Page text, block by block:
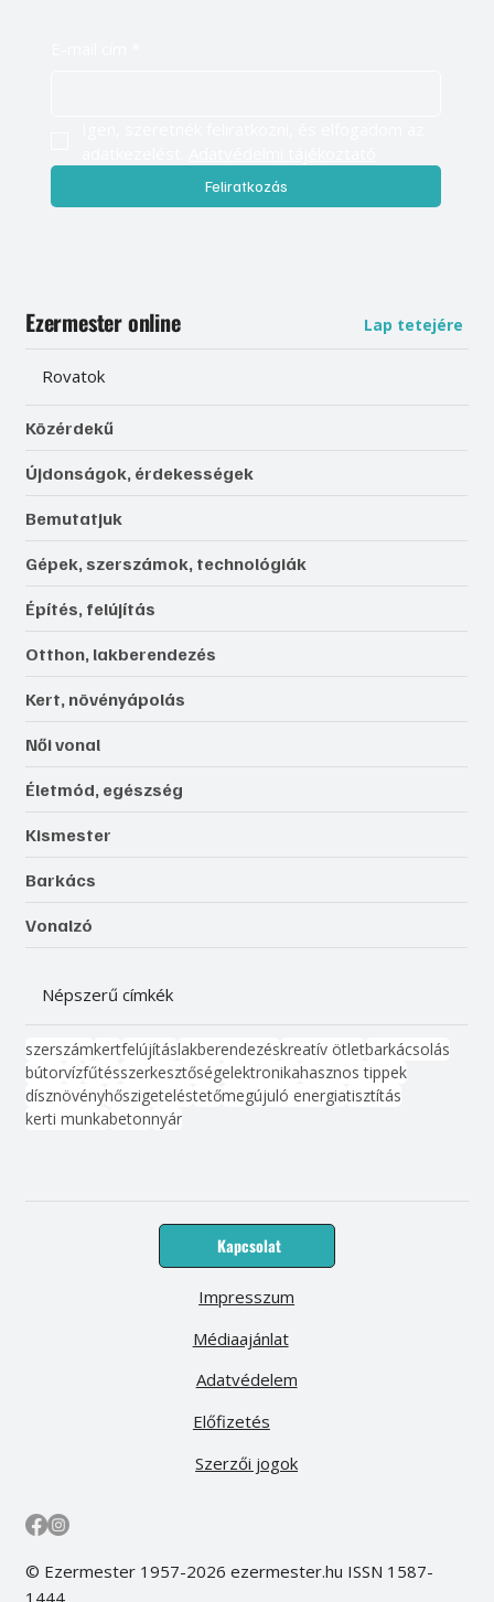
Feliratkozás
Ezermester online Lap tetejére
Rovatok
Közérdekű
Újdonságok, érdekességek
Bemutatjuk
Gépek, szerszámok, technológiák
Építés, felújítás
Otthon, lakberendezés
Kert, növényápolás
Női vonal
Életmód, egészség
Kismester
Barkács
Vonalzó
Népszerű címkék
szerszámkertfelújításlakberendezéskreatív ötletbarkácsolás
bútorvízfűtésszerkesztőségelektronikahasznos tippek
dísznövényhőszigeteléstetőmegújuló energiatisztítás
kerti munkabetonnyár
Kapcsolat
Médiaajánlat
Előfizetés
Impresszum
Adatvédelem
Szerzői jogok
© Ezermester 1957-2026 ezermester.hu ISSN 1587-
1444